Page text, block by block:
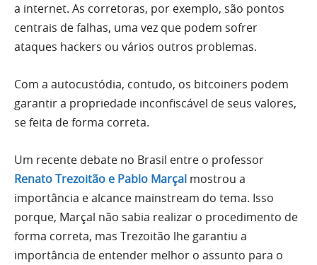
a internet. As corretoras, por exemplo, são pontos
centrais de falhas, uma vez que podem sofrer
ataques hackers ou vários outros problemas.
Com a autocustódia, contudo, os bitcoiners podem
garantir a propriedade inconfiscável de seus valores,
se feita de forma correta.
Um recente debate no Brasil entre o professor
Renato Trezoitão e Pablo Marçal mostrou a
importância e alcance mainstream do tema. Isso
porque, Marçal não sabia realizar o procedimento de
forma correta, mas Trezoitão lhe garantiu a
importância de entender melhor o assunto para o